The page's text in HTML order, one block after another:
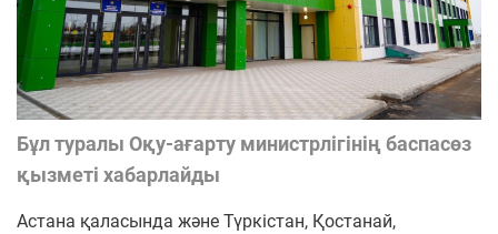
Бұл туралы Оқу-ағарту министрлігінің баспасөз
қызметі хабарлайды
Астана қаласында және Түркістан, Қостанай,